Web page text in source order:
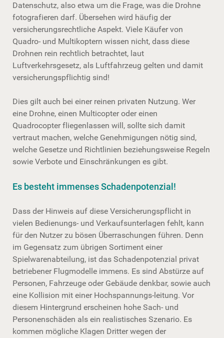
Datenschutz, also etwa um die Frage, was die Drohne
fotografieren darf. Übersehen wird häufig der
versicherungsrechtliche Aspekt. Viele Käufer von
Quadro- und Multikoptern wissen nicht, dass diese
Drohnen rein rechtlich betrachtet, laut
Luftverkehrsgesetz, als Luftfahrzeug gelten und damit
versicherungspflichtig sind!
Dies gilt auch bei einer reinen privaten Nutzung. Wer
eine Drohne, einen Multicopter oder einen
Quadrocopter fliegenlassen will, sollte sich damit
vertraut machen, welche Genehmigungen nötig sind,
welche Gesetze und Richtlinien beziehungsweise Regeln
sowie Verbote und Einschränkungen es gibt.
Es besteht immenses Schadenpotenzial!
Dass der Hinweis auf diese Versicherungspflicht in
vielen Bedienungs- und Verkaufsunterlagen fehlt, kann
für den Nutzer zu bösen Überraschungen führen. Denn
im Gegensatz zum übrigen Sortiment einer
Spielwarenabteilung, ist das Schadenpotenzial privat
betriebener Flugmodelle immens. Es sind Abstürze auf
Personen, Fahrzeuge oder Gebäude denkbar, sowie auch
eine Kollision mit einer Hochspannungs-leitung. Vor
diesem Hintergrund erscheinen hohe Sach- und
Personenschäden als ein realistisches Szenario. Es
kommen mögliche Klagen Dritter wegen der